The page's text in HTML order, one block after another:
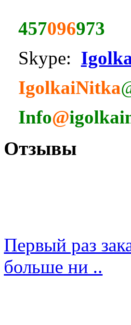
457096973
Skype:
IgolkaiNitka
Info@
Отзывы
Первый раз
больше ни ..